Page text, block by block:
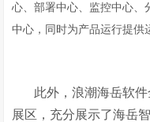
心、部署中心、监控中心、
中心，同时为产品运行提供
此外，浪潮海岳软件
展区，充分展示了海岳